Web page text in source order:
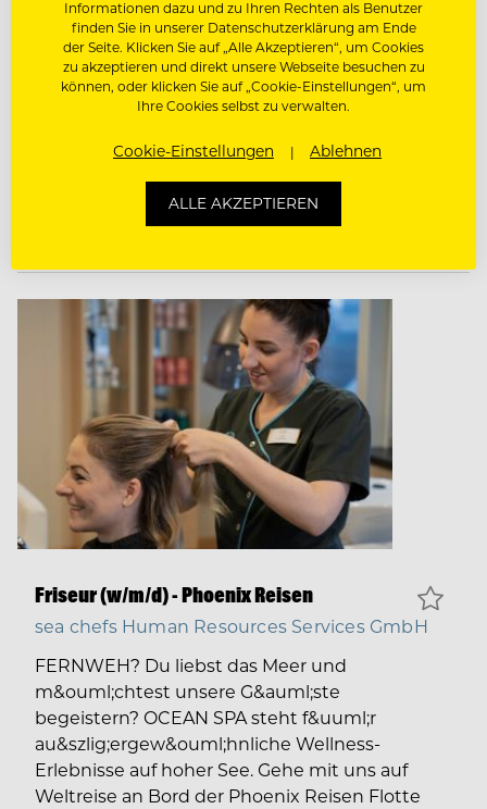
oder starte dein Work & Travel 2.0 der
besonderen Art an Bord der Luxus- und
Expeditionsschiffe von Hapag-Lloyd Cruises.
Mit deinem Job im OCEAN SPA ...
lt. Kollektivvertrag
Friseur (w/m/d) - Phoenix Reisen
sea chefs Human Resources Services GmbH
FERNWEH? Du liebst das Meer und
m&ouml;chtest unsere G&auml;ste
begeistern? OCEAN SPA steht f&uuml;r
au&szlig;ergew&ouml;hnliche Wellness-
Erlebnisse auf hoher See. Gehe mit uns auf
Weltreise an Bord der Phoenix Reisen Flotte
Informationen dazu und zu Ihren Rechten als Benutzer
finden Sie in unserer Datenschutzerklärung am Ende
der Seite. Klicken Sie auf „Alle Akzeptieren“, um Cookies
zu akzeptieren und direkt unsere Webseite besuchen zu
können, oder klicken Sie auf „Cookie-Einstellungen“, um
Ihre Cookies selbst zu verwalten.
Cookie-Einstellungen Ablehnen
ALLE AKZEPTIEREN